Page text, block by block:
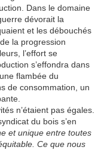
Dans le domaine
dévorait la
et les débouchés
la progression
l’effort se
s’effondra dans
flambée du
de consommation, un
n’étaient pas égales.
du bois s’en
et unique entre toutes
Ce que nous